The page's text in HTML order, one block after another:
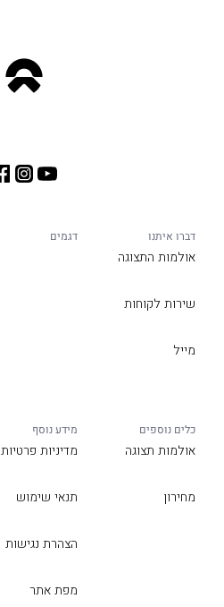
דברו איתנו
אולמות התצוגה
שירות לקוחות
מייל
דגמים
כלים נוספים
אולמות תצוגה
מחירון
מידע נוסף
מדיניות פרטיות
תנאי שימוש
הצהרת נגישות
מפת אתר